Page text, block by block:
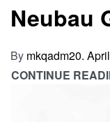
Neubau
By mkqadm20.
CONTINUE